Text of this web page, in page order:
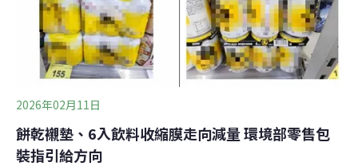
2026年02月11日
餅乾襯墊、6入飲料收縮膜走向減量 環境部零售包
裝指引給方向